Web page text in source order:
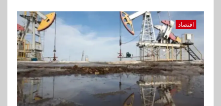
اقتصاد